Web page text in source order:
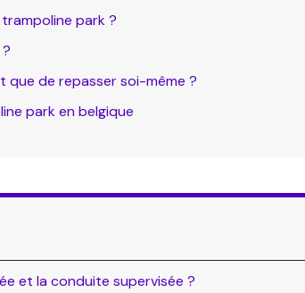
park ?
que de repasser soi-même ?
park en belgique
et la conduite supervisée ?